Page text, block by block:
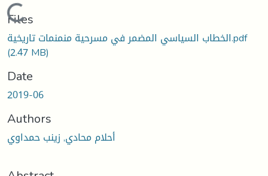
Loading...
Files
الخطاب السياسي المضمر في مسرحية منمنمات تاريخية.pdf
(2.47 MB)
Date
2019-06
Authors
أحلام محادي, زينب حمداوي